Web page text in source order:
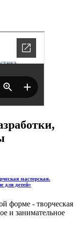
мастерская.
для детей»
форме - творческая
и занимательное